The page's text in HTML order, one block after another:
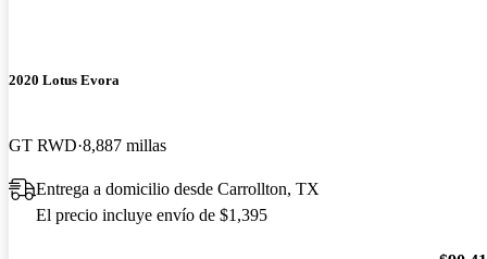
2020 Lotus Evora
GT RWD 8,887 millas
Entrega a domicilio desde Carrollton, TX
El precio incluye envío de $1,395